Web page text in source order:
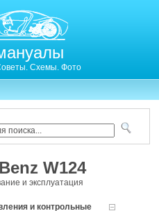
Схемы. Фото
W124
и эксплуатация
и контрольные